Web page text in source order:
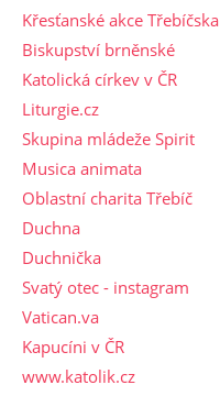
Křesťanské akce Třebíčska
Biskupství brněnské
Katolická církev v ČR
Liturgie.cz
Skupina mládeže Spirit
Musica animata
Oblastní charita Třebíč
Duchna
Duchnička
Svatý otec - instagram
Vatican.va
Kapucíni v ČR
www.katolik.cz